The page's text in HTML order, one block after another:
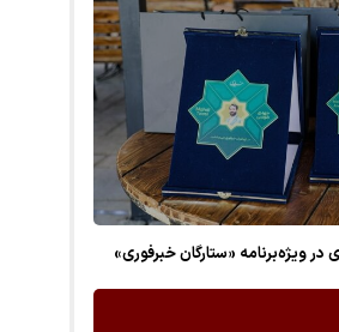
ویژه‌برنامه «ستارگان خبرفوری»